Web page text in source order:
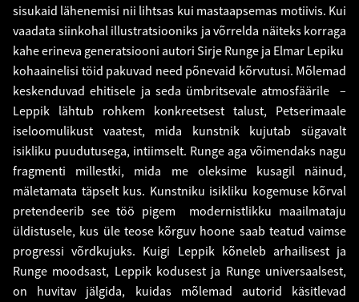
sisukaid lähenemisi nii lihtsas kui mastaapsemas motiivis. Kui
vaadata siinkohal illustratsiooniks ja võrrelda näiteks korraga
kahe erineva generatsiooni autori Sirje Runge ja Elmar Lepiku
kohaainelisi töid pakuvad need põnevaid kõrvutusi. Mõlemad
keskenduvad ehitisele ja seda ümbritsevale atmosfäärile –
Leppik lähtub rohkem konkreetsest talust, Petserimaale
iseloomulikust vaatest, mida kunstnik kujutab sügavalt
isikliku puudutusega, intiimselt. Runge aga võimendaks nagu
fragmenti millestki, mida me oleksime kusagil näinud,
mäletamata täpselt kus. Kunstniku isikliku kogemuse kõrval
pretendeerib see töö pigem modernistlikku maailmataju
üldistusele, kus üle teose kõrguv hoone saab teatud vaimse
progressi võrdkujuks. Kuigi Leppik kõneleb arhailisest ja
Runge moodsast, Leppik kodusest ja Runge universaalsest,
on huvitav jälgida, kuidas mõlemad autorid käsitlevad